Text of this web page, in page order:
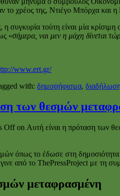
το χρέος της, Ντιέγο Μπόρχα
συγκυρία τούτη είναι μία
«σήμερα, ναι μεν η μάχη δίνεται
www.ert.gr/
with: δημοψήφισμα,
των θεσμών
Offon Αυτή είναι η πρόταση των
όπως το έδωσε στη
από το ThePressProject με τη
μεταφρασμένη